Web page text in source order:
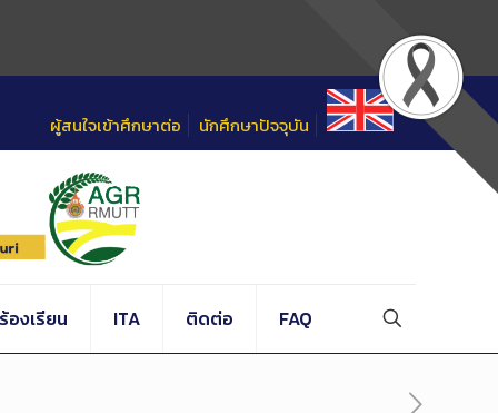
ผู้สนใจเข้าศึกษาต่อ นักศึกษาปัจจุบัน
องเรียน ITA ติดต่อ FAQ